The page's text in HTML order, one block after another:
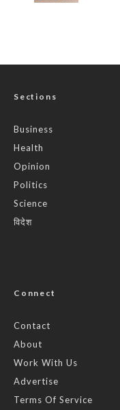
Sections
Business
Health
Opinion
Politics
Science
विदेश
Connect
Contact
About
Work With Us
Advertise
Terms Of Service